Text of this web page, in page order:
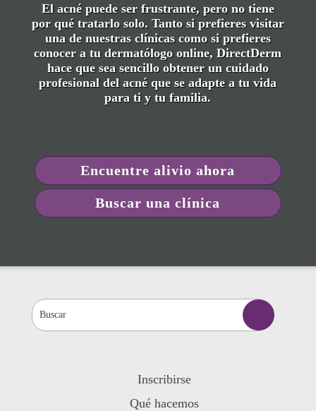
El acné puede ser frustrante, pero no tiene
por qué tratarlo solo. Tanto si prefieres visitar
una de nuestras clínicas como si prefieres
conocer a tu dermatólogo online, DirectDerm
hace que sea sencillo obtener un cuidado
profesional del acné que se adapte a tu vida
para ti y tu familia.
Encuentre alivio ahora
Buscar una clínica
Inscribirse
Qué hacemos